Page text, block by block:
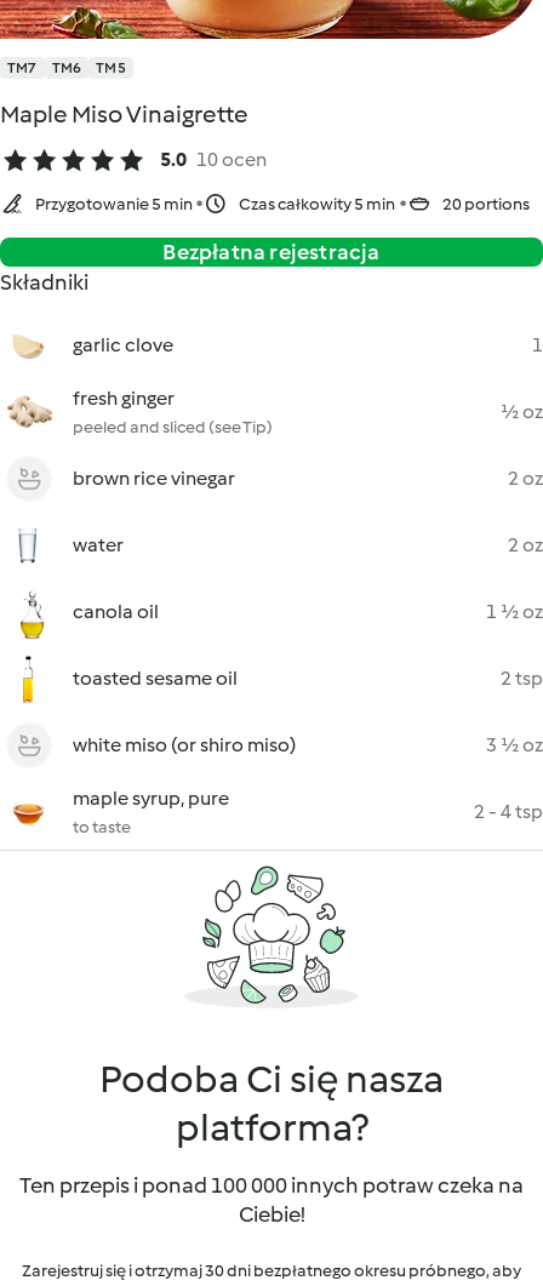
TM7 TM6 TM5
Maple Miso Vinaigrette
5.0 10 ocen
Przygotowanie 5 min Czas całkowity 5 min 20 portions
Bezpłatna rejestracja
Składniki
garlic clove 1
fresh ginger
peeled and sliced (see Tip)
½ oz
brown rice vinegar 2 oz
water 2 oz
canola oil 1 ½ oz
toasted sesame oil 2 tsp
white miso (or shiro miso) 3 ½ oz
maple syrup, pure
to taste
2 - 4 tsp
Podoba Ci się nasza
platforma?
Ten przepis i ponad 100 000 innych potraw czeka na
Ciebie!
Zarejestruj się i otrzymaj 30 dni bezpłatnego okresu próbnego, aby